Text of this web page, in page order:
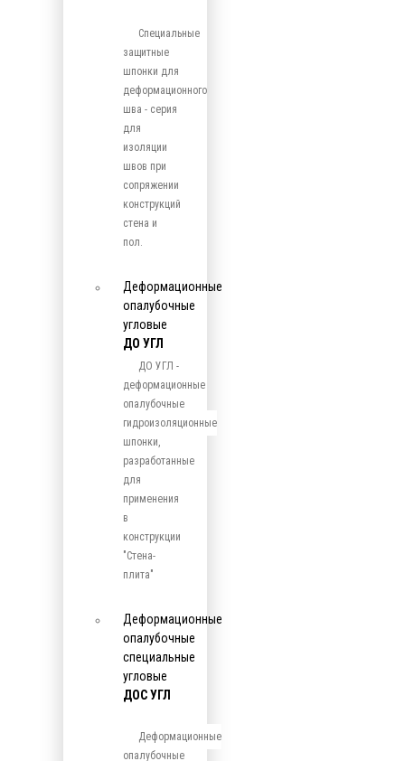
Специальные
защитные
шпонки для
деформационного
шва - серия
для
изоляции
швов при
сопряжении
конструкций
стена и
пол.
Деформационные
опалубочные
угловые
ДО УГЛ
ДО УГЛ -
деформационные
опалубочные
гидроизоляционные
шпонки,
разработанные
для
применения
в
конструкции
"Стена-
плита"
Деформационные
опалубочные
специальные
угловые
ДОС УГЛ
Деформационные
опалубочные